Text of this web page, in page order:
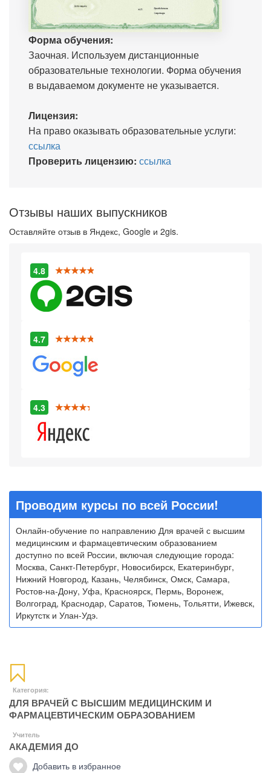
Форма обучения:
Заочная. Используем дистанционные
образовательные технологии. Форма обучения
в выдаваемом документе не указывается.
Лицензия:
На право оказывать образовательные услуги:
ссылка
Проверить лицензию: ссылка
Отзывы наших выпускников
Оставляйте отзыв в Яндекс, Google и 2gis.
4.8
4.7
4.3
Проводим курсы по всей России!
Онлайн-обучение по направлению Для врачей с высшим
медицинским и фармацевтическим образованием
доступно по всей России, включая следующие города:
Москва, Санкт-Петербург, Новосибирск, Екатеринбург,
Нижний Новгород, Казань, Челябинск, Омск, Самара,
Ростов-на-Дону, Уфа, Красноярск, Пермь, Воронеж,
Волгоград, Краснодар, Саратов, Тюмень, Тольятти, Ижевск,
Иркутстк и Улан-Удэ.
Категория:
ДЛЯ ВРАЧЕЙ С ВЫСШИМ МЕДИЦИНСКИМ И
ФАРМАЦЕВТИЧЕСКИМ ОБРАЗОВАНИЕМ
Учитель
АКАДЕМИЯ ДО
Добавить в избранное